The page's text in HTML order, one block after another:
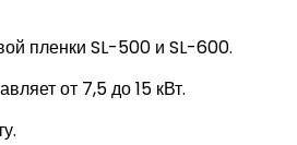
пленки SL-500 и SL-600.
от 7,5 до 15 кВт.